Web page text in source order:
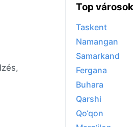
Top
Taskent
Namangan
Samarkand
Fergana
Buhara
Qarshi
Qo‘qon